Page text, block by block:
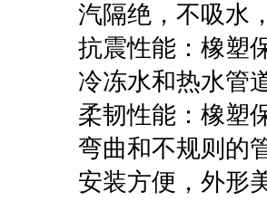
汽隔绝，不吸水
抗震性能：橡塑
冷冻水和热水管
柔韧性能：橡塑
弯曲和不规则的
安装方便，外形